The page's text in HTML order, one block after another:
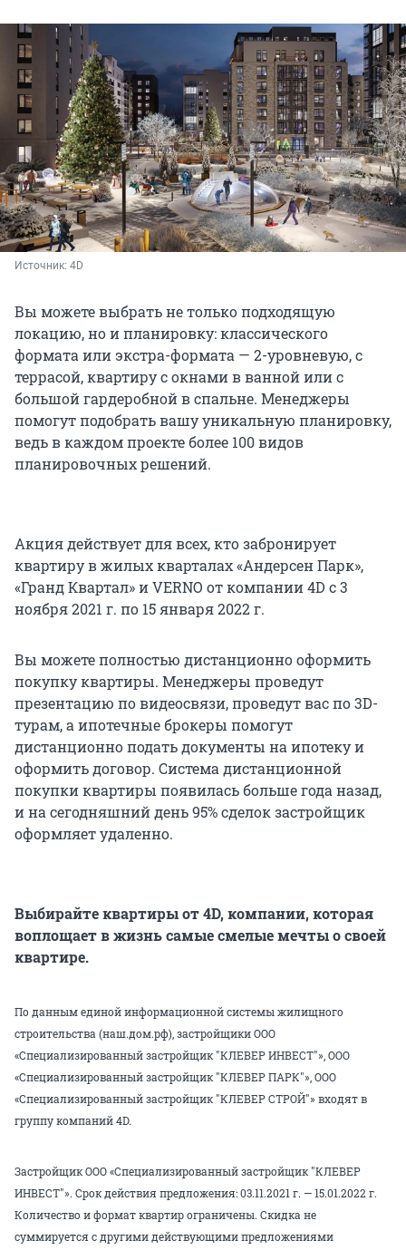
Источник: 4D
Вы можете выбрать не только подходящую
локацию, но и планировку: классического
формата или экстра-формата — 2-уровневую, с
террасой, квартиру с окнами в ванной или с
большой гардеробной в спальне. Менеджеры
помогут подобрать вашу уникальную планировку,
ведь в каждом проекте более 100 видов
планировочных решений.
Акция действует для всех, кто забронирует
квартиру в жилых кварталах «Андерсен Парк»,
«Гранд Квартал» и VERNO от компании 4D с 3
ноября 2021 г. по 15 января 2022 г.
Вы можете полностью дистанционно оформить
покупку квартиры. Менеджеры проведут
презентацию по видеосвязи, проведут вас по 3D-
турам, а ипотечные брокеры помогут
дистанционно подать документы на ипотеку и
оформить договор. Система дистанционной
покупки квартиры появилась больше года назад,
и на сегодняшний день 95% сделок застройщик
оформляет удаленно.
Выбирайте квартиры от 4D, компании, которая
воплощает в жизнь самые смелые мечты о своей
квартире.
По данным единой информационной системы жилищного
строительства (наш.дом.рф), застройщики ООО
«Специализированный застройщик "КЛЕВЕР ИНВЕСТ"», ООО
«Специализированный застройщик "КЛЕВЕР ПАРК"», ООО
«Специализированный застройщик "КЛЕВЕР СТРОЙ"» входят в
группу компаний 4D.
Застройщик ООО «Специализированный застройщик "КЛЕВЕР
ИНВЕСТ"». Срок действия предложения: 03.11.2021 г. — 15.01.2022 г.
Количество и формат квартир ограничены. Скидка не
суммируется с другими действующими предложениями